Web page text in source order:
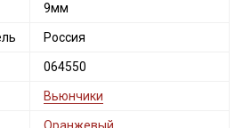
9мм
Россия
064550
Вьюнчики